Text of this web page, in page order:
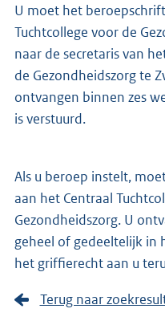
U moet het
Tuchtcollege voor de
naar de secretaris van
de Gezondheidszorg te
ontvangen binnen zes
is verstuurd.
Als u beroep instelt,
aan het Centraal
Gezondheidszorg. U
geheel of gedeeltelijk in
het griffierecht aan u
Terug naar